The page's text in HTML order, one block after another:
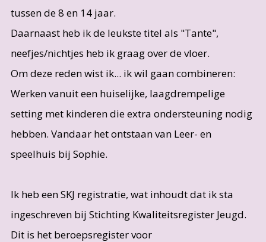
tussen de 8 en 14 jaar.
Daarnaast heb ik de leukste titel als "Tante",
neefjes/nichtjes heb ik graag over de vloer.
Om deze reden wist ik... ik wil gaan combineren:
Werken vanuit een huiselijke, laagdrempelige
setting met kinderen die extra ondersteuning nodig
hebben. Vandaar het ontstaan van Leer- en
speelhuis bij Sophie.
Ik heb een SKJ registratie, wat inhoudt dat ik sta
ingeschreven bij Stichting Kwaliteitsregister Jeugd.
Dit is het beroepsregister voor